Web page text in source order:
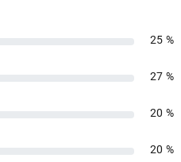
25 %
27 %
20 %
20 %